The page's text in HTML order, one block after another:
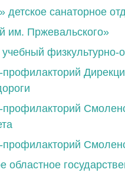
детское санаторное
им. Пржевальского»
физкультурно-
профилакторий
областное